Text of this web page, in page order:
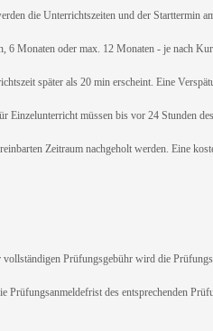
Unterrichtszeiten und der Starttermin am
6 Monaten oder max. 12 Monaten - je nach
später als 20 min erscheint. Eine
müssen bis vor 24 Stunden des
Zeitraum nachgeholt werden. Eine
Prüfungsgebühr wird die
des entsprechenden